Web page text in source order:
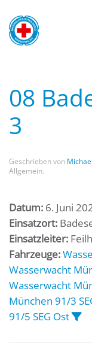
Zum
08
3
Geschrieben von
Allgemein.
Datum: 6. Juni
Einsatzort:
Einsatzleiter:
Fahrzeuge:
Wasserwacht
Wasserwacht
München 91/3
91/5 SEG Ost